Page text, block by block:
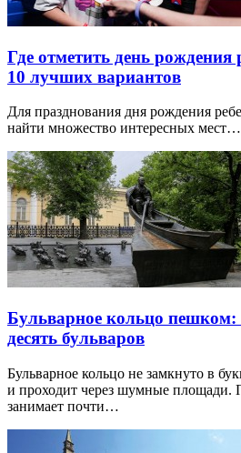
Где отметить день
10 лучших вариантов
Для празднования дня рождения
найти множество интересных мест…
Бульварное кольцо пешком:
десять бульваров
Бульварное кольцо не замкнуто в
и проходит через шумные
занимает почти…